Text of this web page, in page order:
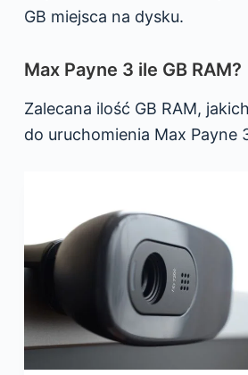
GB miejsca na dysku.
Max Payne 3 ile GB RAM?
Zalecana ilość GB RAM,
do uruchomienia Max Payne